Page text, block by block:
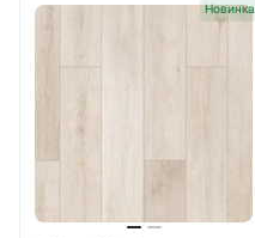
Новинка